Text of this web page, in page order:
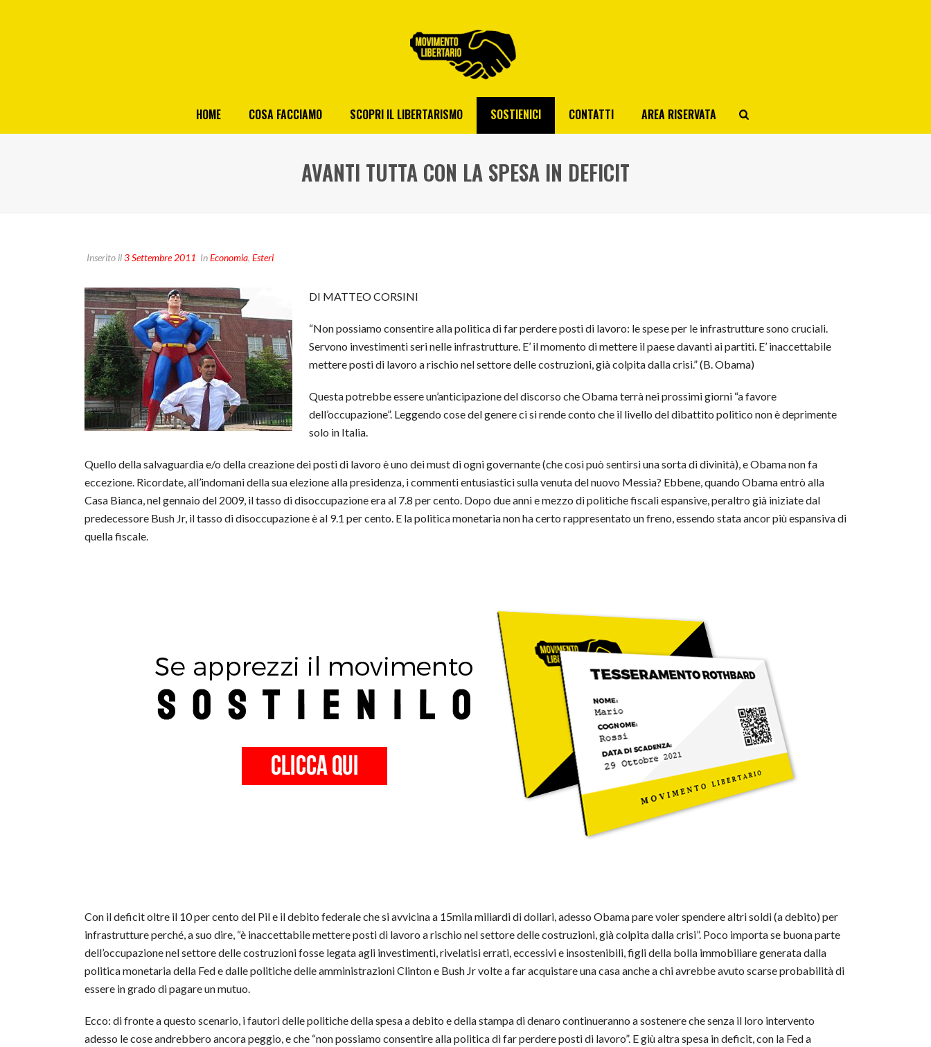
HOME COSA FACCIAMO SCOPRI IL LIBERTARISMO SOSTIENICI CONTATTI AREA RISERVATA
AVANTI TUTTA CON LA SPESA IN DEFICIT
Inserito il3 Settembre 2011 InEconomia, Esteri
DI MATTEO CORSINI
“Non possiamo consentire alla politica di far perdere posti di lavoro: le spese per le infrastrutture sono cruciali.
Servono investimenti seri nelle infrastrutture. E’ il momento di mettere il paese davanti ai partiti. E’ inaccettabile
mettere posti di lavoro a rischio nel settore delle costruzioni, già colpita dalla crisi.” (B. Obama)
Questa potrebbe essere un’anticipazione del discorso che Obama terrà nei prossimi giorni “a favore
dell’occupazione”. Leggendo cose del genere ci si rende conto che il livello del dibattito politico non è deprimente
solo in Italia.
Quello della salvaguardia e/o della creazione dei posti di lavoro è uno dei must di ogni governante (che così può sentirsi una sorta di divinità), e Obama non fa
eccezione. Ricordate, all’indomani della sua elezione alla presidenza, i commenti entusiastici sulla venuta del nuovo Messia? Ebbene, quando Obama entrò alla
Casa Bianca, nel gennaio del 2009, il tasso di disoccupazione era al 7.8 per cento. Dopo due anni e mezzo di politiche fiscali espansive, peraltro già iniziate dal
predecessore Bush Jr, il tasso di disoccupazione è al 9.1 per cento. E la politica monetaria non ha certo rappresentato un freno, essendo stata ancor più espansiva di
quella fiscale.
Con il deficit oltre il 10 per cento del Pil e il debito federale che si avvicina a 15mila miliardi di dollari, adesso Obama pare voler spendere altri soldi (a debito) per
infrastrutture perché, a suo dire, “è inaccettabile mettere posti di lavoro a rischio nel settore delle costruzioni, già colpita dalla crisi”. Poco importa se buona parte
dell’occupazione nel settore delle costruzioni fosse legata agli investimenti, rivelatisi errati, eccessivi e insostenibili, figli della bolla immobiliare generata dalla
politica monetaria della Fed e dalle politiche delle amministrazioni Clinton e Bush Jr volte a far acquistare una casa anche a chi avrebbe avuto scarse probabilità di
essere in grado di pagare un mutuo.
Ecco: di fronte a questo scenario, i fautori delle politiche della spesa a debito e della stampa di denaro continueranno a sostenere che senza il loro intervento
adesso le cose andrebbero ancora peggio, e che “non possiamo consentire alla politica di far perdere posti di lavoro”. E giù altra spesa in deficit, con la Fed a